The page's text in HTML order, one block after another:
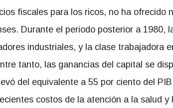
fiscales para los ricos, no ha ofrecido
Durante el periodo posterior a 1980,
industriales, y la clase trabajadora
tanto, las ganancias del capital se
del equivalente a 55 por ciento del
costos de la atención a la salud